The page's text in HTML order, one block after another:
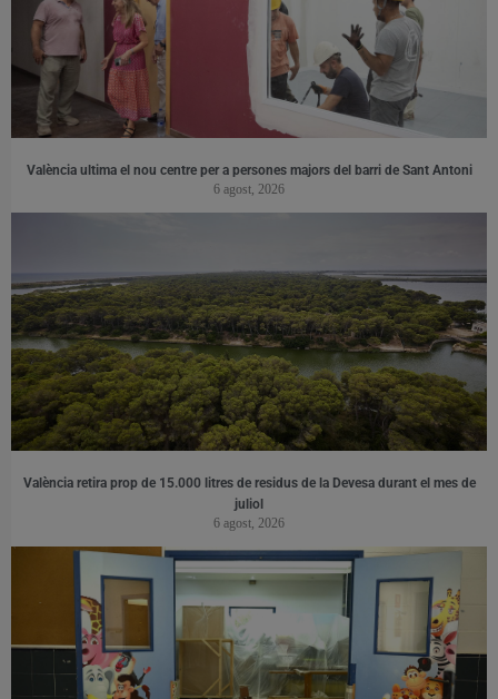
València ultima el nou centre per a persones majors del barri de Sant Antoni
6 agost, 2026
València retira prop de 15.000 litres de residus de la Devesa durant el mes de
juliol
6 agost, 2026